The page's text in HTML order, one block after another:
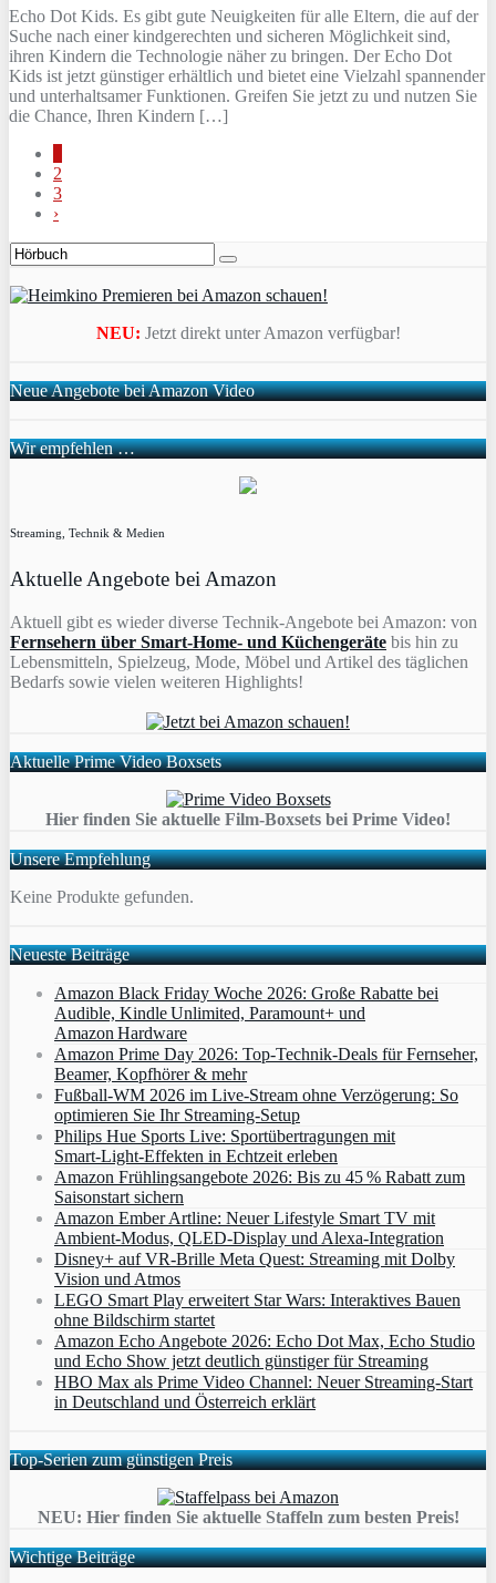
Echo Dot Kids. Es gibt gute Neuigkeiten für alle Eltern, die auf der
Suche nach einer kindgerechten und sicheren Möglichkeit sind,
ihren Kindern die Technologie näher zu bringen. Der Echo Dot
Kids ist jetzt günstiger erhältlich und bietet eine Vielzahl spannender
und unterhaltsamer Funktionen. Greifen Sie jetzt zu und nutzen Sie
die Chance, Ihren Kindern […]
2
3
›
NEU: Jetzt direkt unter Amazon verfügbar!
Neue Angebote bei Amazon Video
Wir empfehlen …
Streaming, Technik & Medien
Aktuelle Angebote bei Amazon
Aktuell gibt es wieder diverse Technik-Angebote bei Amazon: von
Fernsehern über Smart-Home- und Küchengeräte bis hin zu
Lebensmitteln, Spielzeug, Mode, Möbel und Artikel des täglichen
Bedarfs sowie vielen weiteren Highlights!
Aktuelle Prime Video Boxsets
Hier finden Sie aktuelle Film-Boxsets bei Prime Video!
Unsere Empfehlung
Keine Produkte gefunden.
Neueste Beiträge
Amazon Black Friday Woche 2026: Große Rabatte bei
Audible, Kindle Unlimited, Paramount+ und
Amazon Hardware
Amazon Prime Day 2026: Top-Technik-Deals für Fernseher,
Beamer, Kopfhörer & mehr
Fußball-WM 2026 im Live-Stream ohne Verzögerung: So
optimieren Sie Ihr Streaming-Setup
Philips Hue Sports Live: Sportübertragungen mit
Smart‑Light‑Effekten in Echtzeit erleben
Amazon Frühlingsangebote 2026: Bis zu 45 % Rabatt zum
Saisonstart sichern
Amazon Ember Artline: Neuer Lifestyle Smart TV mit
Ambient‑Modus, QLED‑Display und Alexa‑Integration
Disney+ auf VR-Brille Meta Quest: Streaming mit Dolby
Vision und Atmos
LEGO Smart Play erweitert Star Wars: Interaktives Bauen
ohne Bildschirm startet
Amazon Echo Angebote 2026: Echo Dot Max, Echo Studio
und Echo Show jetzt deutlich günstiger für Streaming
HBO Max als Prime Video Channel: Neuer Streaming‑Start
in Deutschland und Österreich erklärt
Top-Serien zum günstigen Preis
NEU: Hier finden Sie aktuelle Staffeln zum besten Preis!
Wichtige Beiträge